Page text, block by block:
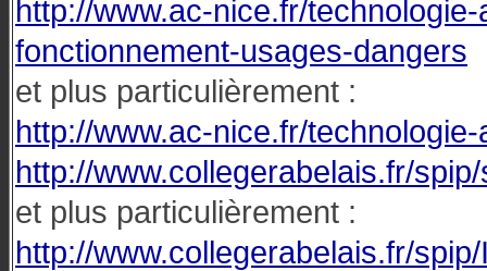
http://www.ac-nice.fr/
fonctionnement-usages-dangers
et plus particulièrement :
http://www.ac-nice.fr/
http://www.collegerabelais.fr/
et plus particulièrement :
http://www.collegerabelais.fr/